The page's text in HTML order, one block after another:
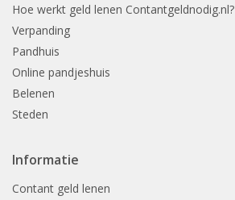
Hoe werkt geld lenen Contantgeldnodig.nl?
Verpanding
Pandhuis
Online pandjeshuis
Belenen
Steden
Informatie
Contant geld lenen